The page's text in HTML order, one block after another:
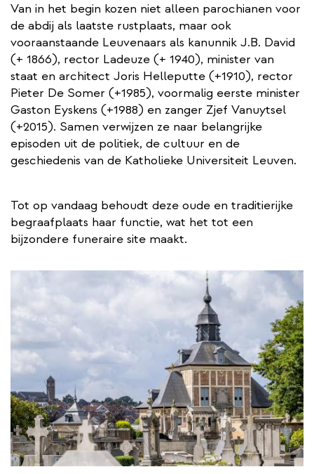
Van in het begin kozen niet alleen parochianen voor
de abdij als laatste rustplaats, maar ook
vooraanstaande Leuvenaars als kanunnik J.B. David
(+ 1866), rector Ladeuze (+ 1940), minister van
staat en architect Joris Helleputte (+1910), rector
Pieter De Somer (+1985), voormalig eerste minister
Gaston Eyskens (+1988) en zanger Zjef Vanuytsel
(+2015). Samen verwijzen ze naar belangrijke
episoden uit de politiek, de cultuur en de
geschiedenis van de Katholieke Universiteit Leuven.
Tot op vandaag behoudt deze oude en traditierijke
begraafplaats haar functie, wat het tot een
bijzondere funeraire site maakt.